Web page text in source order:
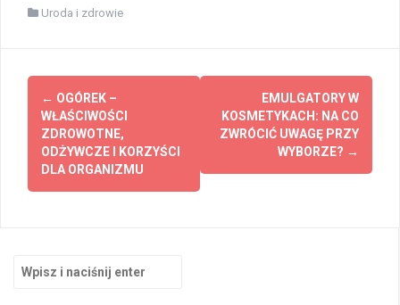
Uroda i zdrowie
Zobacz
wpisy
← OGÓREK –
WŁAŚCIWOŚCI
ZDROWOTNE,
ODŻYWCZE I KORZYŚCI
DLA ORGANIZMU
EMULGATORY W
KOSMETYKACH: NA CO
ZWRÓCIĆ UWAGĘ PRZY
WYBORZE? →